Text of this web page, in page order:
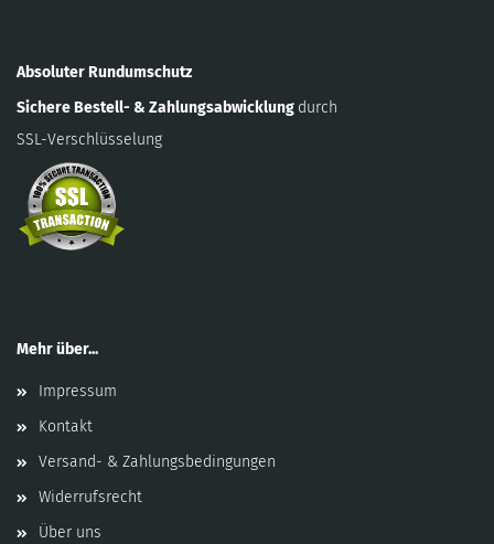
Absoluter Rundumschutz
Sichere Bestell- & Zahlungsabwicklung durch
SSL-Verschlüsselung
Mehr über...
Impressum
Kontakt
Versand- & Zahlungsbedingungen
Widerrufsrecht
Über uns